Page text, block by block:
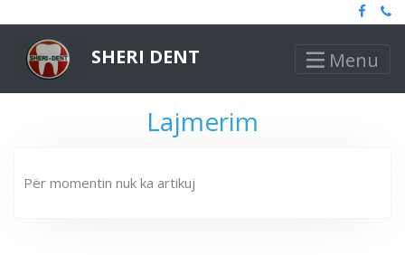
SHERI DENT Menu
Lajmerim
Për momentin nuk ka artikuj